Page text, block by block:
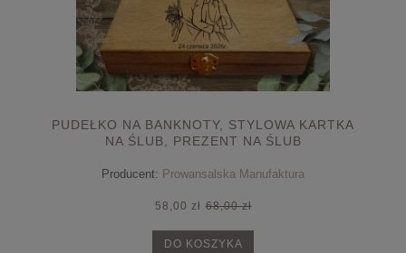
PUDEŁKO NA BANKNOTY, STYLOWA KARTKA
NA ŚLUB, PREZENT NA ŚLUB
Producent: Prowansalska Manufaktura
58,00 zł 68,00 zł
DO KOSZYKA